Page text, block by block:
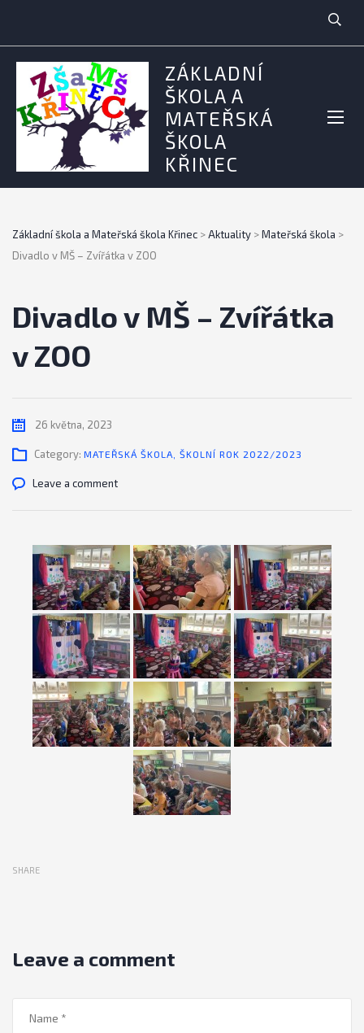
ZÁKLADNÍ
ŠKOLA A
MATEŘSKÁ
ŠKOLA
KŘINEC
Základní škola a Mateřská škola Křinec >Aktuality >Mateřská škola >
Divadlo v MŠ – Zvířátka v ZOO
Divadlo v MŠ – Zvířátka
v ZOO
26 května, 2023
Category: MATEŘSKÁ ŠKOLA ŠKOLNÍ ROK 2022/2023
Leave a comment
SHARE
Leave a comment